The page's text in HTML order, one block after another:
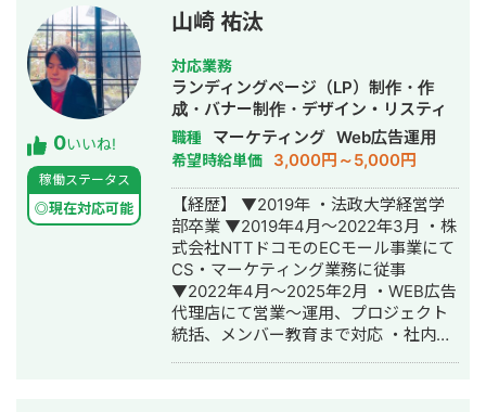
るか」までを踏まえた設計を得意とし
ています。 例えば、 ・在庫検索〜問い
合わせまでの導線設計による営業支援
サイトの構築 ・情報設計の見直しによ
る操作性・業務効率の改善 ・LPの構成
改善やSEO・表示速度改善対応 など、
実務に即した課題解決型の制作を行っ
てきました。 また、デザインとフロン
トエンドの両方を担えるため、 認識ズ
レのないスムーズな進行と、実装を見
据えた現実的な設計が可能です。 クラ
イアントとの直接折衝・要件整理から
納品まで、一人称で完結する案件にも
多数対応しており、 初期設計〜公開ま
で安心してお任せいただけます。
0いいね!
稼働ステータス
◎現在対応可能
山崎 祐汰
対応業務
ランディングページ（LP）制作・作
成・バナー制作・デザイン・リスティ
ング広告運用代行
職種 マーケティング Web広告運用
希望時給単価 3,000円～5,000円
【経歴】 ▼2019年 ・法政大学経営学
部卒業 ▼2019年4月～2022年3月 ・株
式会社NTTドコモのECモール事業にて
CS・マーケティング業務に従事
▼2022年4月～2025年2月 ・WEB広告
代理店にて営業～運用、プロジェクト
統括、メンバー教育まで対応 ・社内最